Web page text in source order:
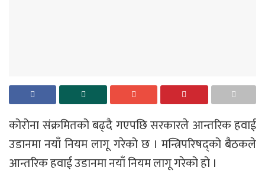
कोरोना संक्रमितको बढ्दै गएपछि सरकारले आन्तरिक हवाई
उडानमा नयाँ नियम लागू गरेको छ । मन्त्रिपरिषद्को बैठकले
आन्तरिक हवाई उडानमा नयाँ नियम लागू गरेको हो ।